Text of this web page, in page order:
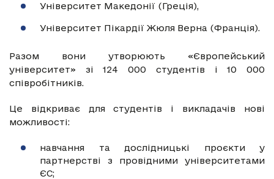
Університет Македонії (Греція),
Університет Пікардії Жюля Верна (Франція).
Разом вони утворюють «Європейський
університет» зі 124 000 студентів і 10 000
співробітників.
Це відкриває для студентів і викладачів нові
можливості:
навчання та дослідницькі проєкти у
партнерстві з провідними університетами
ЄС;